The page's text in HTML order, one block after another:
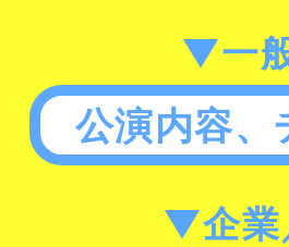
▼一
公演内容
▼企業